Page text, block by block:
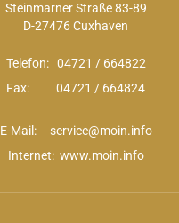
Steinmarner Straße 83-89
D-27476 Cuxhaven
Telefon: 04721 / 664822
Fax: 04721 / 664824
E-Mail: service@moin.info
Internet: www.moin.info